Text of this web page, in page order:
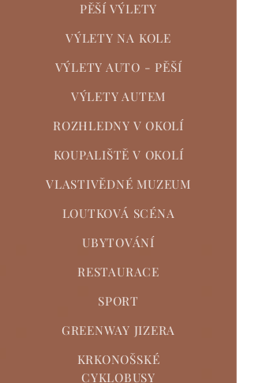
PĚŠÍ VÝLETY
VÝLETY NA KOLE
VÝLETY AUTO - PĚŠÍ
VÝLETY AUTEM
ROZHLEDNY V OKOLÍ
KOUPALIŠTĚ V OKOLÍ
VLASTIVĚDNÉ MUZEUM
LOUTKOVÁ SCÉNA
UBYTOVÁNÍ
RESTAURACE
SPORT
GREENWAY JIZERA
KRKONOŠSKÉ
CYKLOBUSY